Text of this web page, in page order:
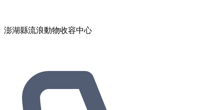
澎湖縣流浪動物收容中心